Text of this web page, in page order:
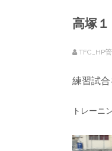
高塚
TFC_HP
練習試
トレーニ